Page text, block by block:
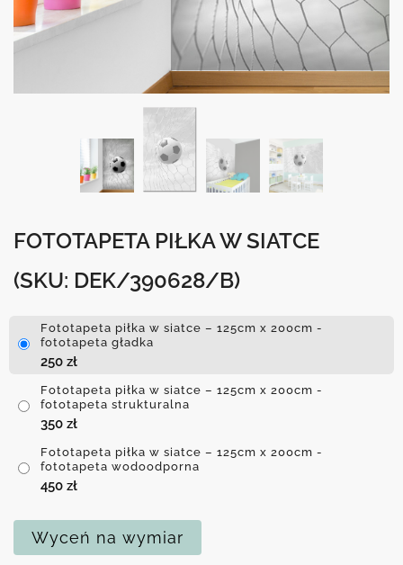
FOTOTAPETA PIŁKA W SIATCE
(SKU: DEK/390628/B)
Fototapeta piłka w siatce – 125cm x 200cm -
fototapeta gładka
250 zł
Fototapeta piłka w siatce – 125cm x 200cm -
fototapeta strukturalna
350 zł
Fototapeta piłka w siatce – 125cm x 200cm -
fototapeta wodoodporna
450 zł
Wyceń na wymiar